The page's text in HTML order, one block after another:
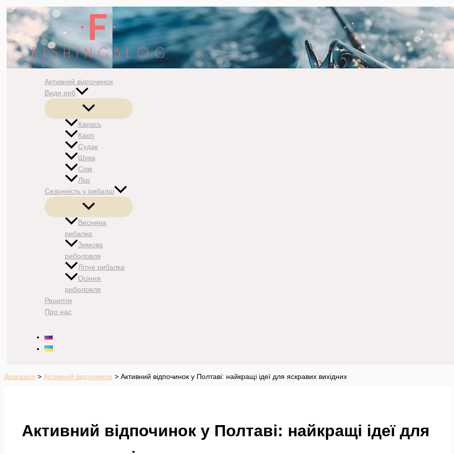
Перейти
до
вмісту
Активний відпочинок
Види риб
Перемикач
меню
Карась
Карп
Судак
Щука
Сом
Ліщ
Сезонність у рибалці
Перемикач
меню
Весняна
рибалка
Зимова
риболовля
Літня рибалка
Осіння
риболовля
Рецепти
Про нас
Домашня Активний відпочинок Активний відпочинок у Полтаві: найкращі ідеї для яскравих вихідних
Активний відпочинок у Полтаві: найкращі ідеї для